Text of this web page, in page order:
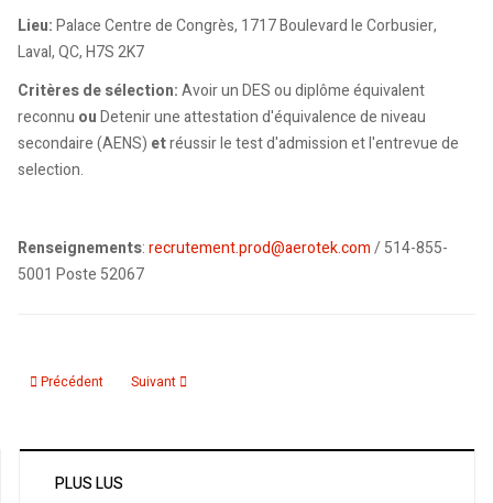
Lieu:Palace Centre de Congrès, 1717 Boulevard le Corbusier,
Laval, QC, H7S 2K7
Critères de sélection:Avoir un DES ou diplôme équivalent
reconnu ouDetenir une attestation d'équivalence de niveau
secondaire (AENS) etréussir le test d'admission et l'entrevue de
selection.
Renseignements:recrutement.prod@aerotek.com/ 514-855-
5001 Poste 52067
Article précédent : Call Center - Portes ouvertes
Précédent Article suivant : Offre d’emploi: Agent Administratif au
Suivant
PLUS LUS